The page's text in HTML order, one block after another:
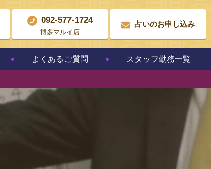
092-577-1724
博多マルイ店
占いのお申し込み
よくあるご質問 スタッフ勤務一覧